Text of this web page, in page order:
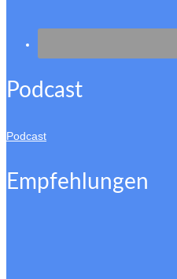
Podcast
Podcast
Empfehlungen